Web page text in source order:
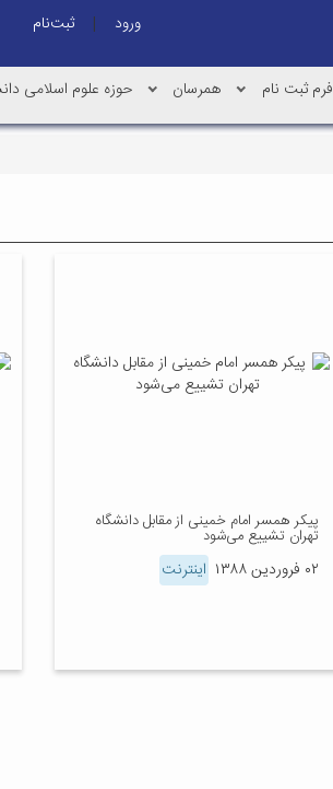
ورود | ثبت‌نام
فرم ثبت نام همرسان حوزه علوم اسلامی
پیکر همسر امام خمینی از مقابل دانشگاه
تهران تشییع می‌شود
۰۲ فروردین ۱۳۸۸ اینترنت